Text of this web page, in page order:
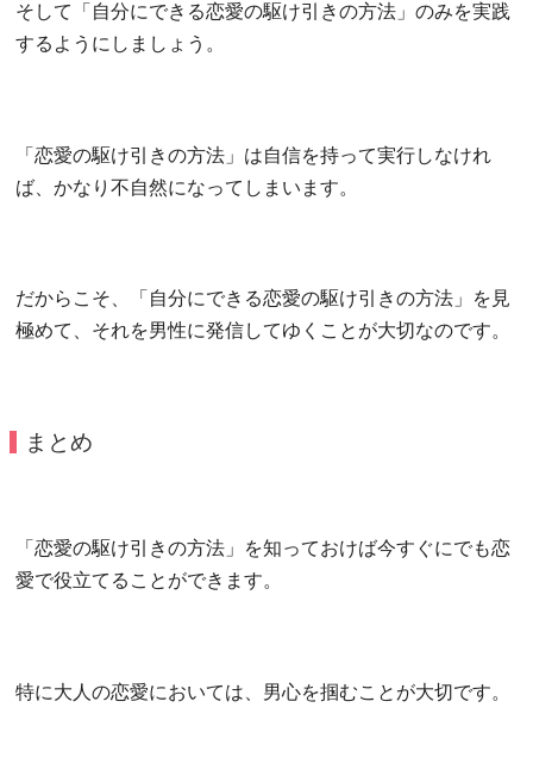
そして「自分にできる恋愛の駆け引きの方法」のみを実践
するようにしましょう。
「恋愛の駆け引きの方法」は自信を持って実行しなけれ
ば、かなり不自然になってしまいます。
だからこそ、「自分にできる恋愛の駆け引きの方法」を見
極めて、それを男性に発信してゆくことが大切なのです。
まとめ
「恋愛の駆け引きの方法」を知っておけば今すぐにでも恋
愛で役立てることができます。
特に大人の恋愛においては、男心を掴むことが大切です。